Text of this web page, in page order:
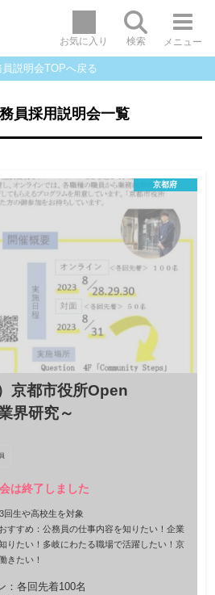
お気に入り 検索 メニュー
員説明会TOPへ戻る
員採用説明会一覧
京都府
京都市役所Open
界研究～
は終了しました
回生や高校生を対象
すすめ：公務員の仕事内容を知りたい！企業
りたい！多岐にわたる職場で活躍したい！京
きたい！
：各回先着100名